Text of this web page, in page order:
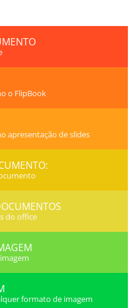
o FlipBook
apresentação de slides
do office
formato de imagem